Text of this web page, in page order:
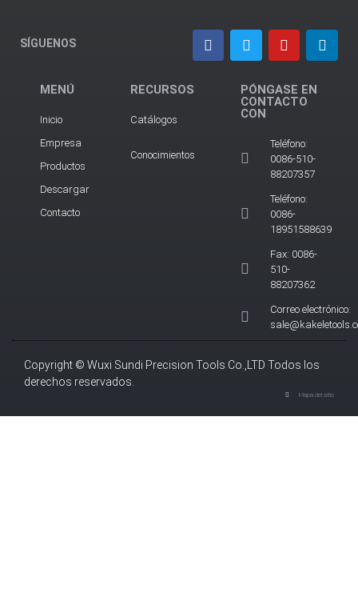
SÍGUENOS
MENÚ
Inicio
Empresa
Productos
Descargar
Contacto
RECURSOS
Catálogos
Conocimientos
PÓNGASE EN
CONTACTO
CON
Teléfono:
0086-510-
88207357
Teléfono:
0086-
18951588639
Fax: 0086-
510-
88207362
Correo electrónico:
Copyright © Wuxi Sundi Precision Tools Co.,LTD Todos los
derechos reservados.
Mapa del sitio